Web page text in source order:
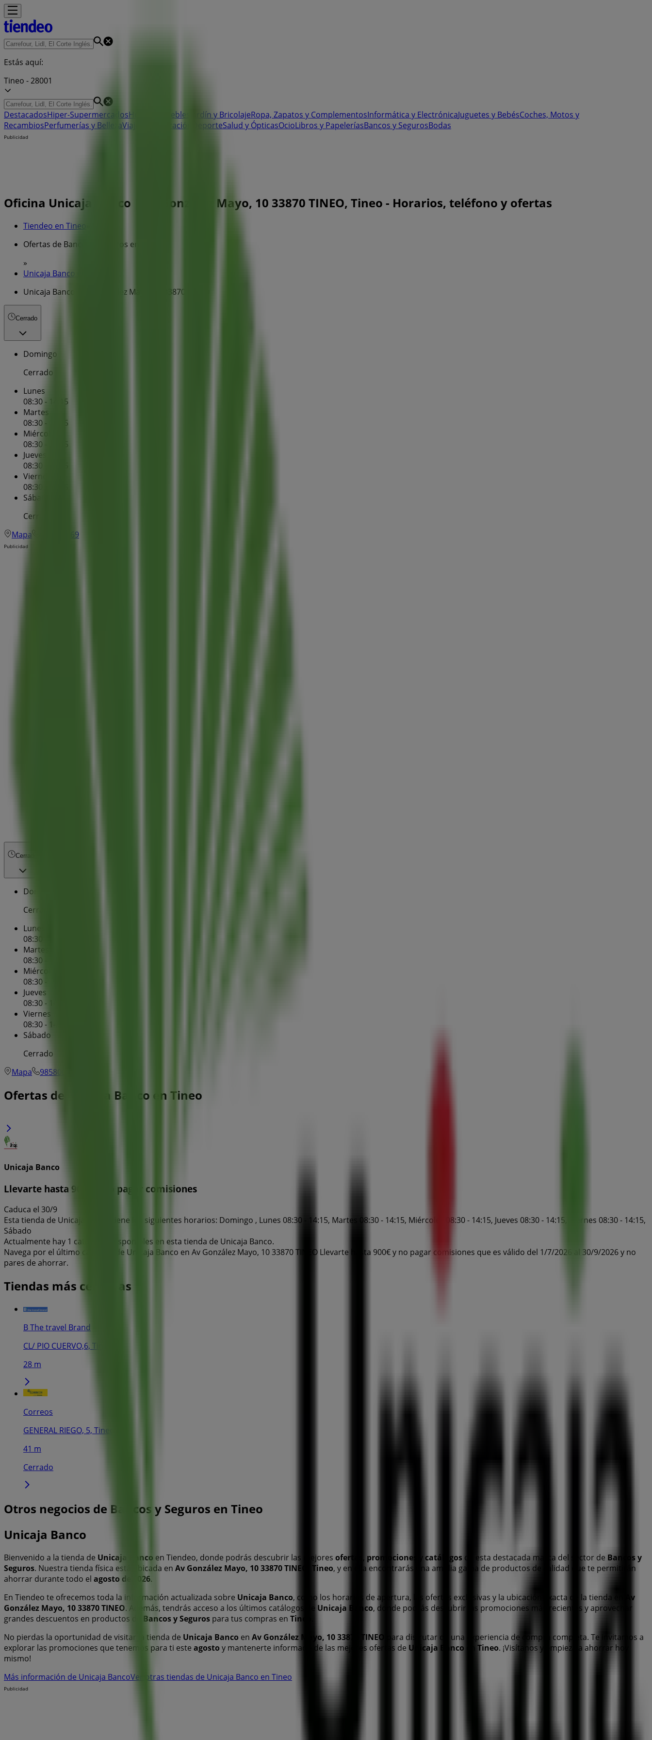
Estás aquí:
Tineo - 28001
DestacadosHiper-SupermercadosHogar y Muebles Jardín y BricolajeRopa, Zapatos y ComplementosInformática y ElectrónicaJuguetes y BebésCoches, Motos y
RecambiosPerfumerías y BellezaViajes Restauración DeporteSalud y ÓpticasOcioLibros y PapeleríasBancos y SegurosBodas
Publicidad
Oficina Unicaja Banco | Av González Mayo, 10 33870 TINEO, Tineo - Horarios, teléfono y ofertas
Tiendeo en Tineo
Ofertas de Bancos y Seguros en Tineo
»
Unicaja Banco en Tineo
Unicaja Banco | Av González Mayo, 10 33870 TINEO
Cerrado
Domingo
Cerrado
Lunes
08:30 - 14:15
Martes
08:30 - 14:15
Miércoles
08:30 - 14:15
Jueves
08:30 - 14:15
Viernes
08:30 - 14:15
Sábado
Cerrado
Mapa
985800069
Publicidad
Cerrado
Domingo
Cerrado
Lunes
08:30 - 14:15
Martes
08:30 - 14:15
Miércoles
08:30 - 14:15
Jueves
08:30 - 14:15
Viernes
08:30 - 14:15
Sábado
Cerrado
Mapa
985800069
Ofertas de Unicaja Banco en Tineo
Unicaja Banco
Llevarte hasta 900€ y no pagar comisiones
Caduca el 30/9
Esta tienda de Unicaja Banco tiene los siguientes horarios: Domingo , Lunes 08:30 - 14:15, Martes 08:30 - 14:15, Miércoles 08:30 - 14:15, Jueves 08:30 - 14:15, Viernes 08:30 - 14:15,
Sábado
Actualmente hay 1 catálogos disponibles en esta tienda de Unicaja Banco.
Navega por el último catálogo de Unicaja Banco en Av González Mayo, 10 33870 TINEO Llevarte hasta 900€ y no pagar comisiones que es válido del 1/7/2026 al 30/9/2026 y no
pares de ahorrar.
Tiendas más cercanas
B The travel Brand
CL/ PIO CUERVO,6, Tineo
28 m
Correos
GENERAL RIEGO, 5, Tineo
41 m
Cerrado
Otros negocios de Bancos y Seguros en Tineo
Unicaja Banco
Bienvenido a la tienda de Unicaja Banco en Tiendeo, donde podrás descubrir las mejores ofertas , promociones y catálogos de esta destacada marca del sector de Bancos y
Seguros. Nuestra tienda física está ubicada en Av González Mayo, 10 33870 TINEO Tineo, y en ella encontrarás una amplia gama de productos de calidad que te permitirán
ahorrar durante todo el agosto de 2026.
En Tiendeo te ofrecemos toda la información actualizada sobre Unicaja Banco, como los horarios de apertura, las ofertas exclusivas y la ubicación exacta de la tienda en
Av
González Mayo, 10 33870 TINEO. Además, tendrás acceso a los últimos catálogos de Unicaja Banco, donde podrás descubrir las promociones más recientes y aprovechar
grandes descuentos en productos de Bancos y Seguros para tus compras en Tineo
No pierdas la oportunidad de visitar la tienda de Unicaja Banco en Av González Mayo, 10 33870 TINEO
para disfrutar de una experiencia de compra completa. Te invitamos a
explorar las promociones que tenemos para ti este agosto y mantenerte informado de las mejores ofertas de Unicaja Banco Tineo. ¡Visítanos y empieza a ahorrar hoy
mismo!
Más información de Unicaja BancoVer otras tiendas de Unicaja Banco en Tineo
Publicidad